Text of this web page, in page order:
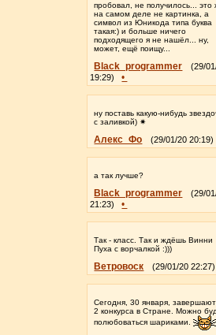
пробовал, не получилось... это
на самом деле не картинка, а
символ из Юникода типа буква
такая:) и больше ничего
подходящего я не нашёл... ну,
может, ещё поищу...
Black_programmer
(29/
19:29)
•
ну поставь какую-нибудь
с заливкой) ✷
Алекс_Фо (29/01/20 20:19)
а так лучше?
Black_programmer
(29/
21:23)
•
Так - класс. Так и ждёшь Винни
Пуха с ворчалкой :)))
Ветровоск (29/01/20 22:27)
Сегодня, 30 января,
2 конкурса в Стране. Можно
полюбоваться шариками.